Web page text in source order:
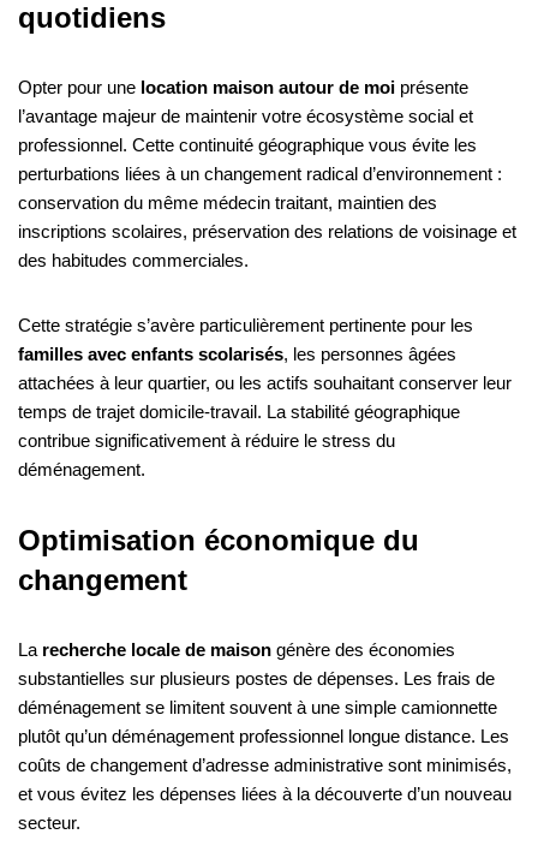
quotidiens
Opter pour une location maison autour de moi présente
l’avantage majeur de maintenir votre écosystème social et
professionnel. Cette continuité géographique vous évite les
perturbations liées à un changement radical d’environnement :
conservation du même médecin traitant, maintien des
inscriptions scolaires, préservation des relations de voisinage et
des habitudes commerciales.
Cette stratégie s’avère particulièrement pertinente pour les
familles avec enfants scolarisés, les personnes âgées
attachées à leur quartier, ou les actifs souhaitant conserver leur
temps de trajet domicile-travail. La stabilité géographique
contribue significativement à réduire le stress du
déménagement.
Optimisation économique du
changement
La recherche locale de maison génère des économies
substantielles sur plusieurs postes de dépenses. Les frais de
déménagement se limitent souvent à une simple camionnette
plutôt qu’un déménagement professionnel longue distance. Les
coûts de changement d’adresse administrative sont minimisés,
et vous évitez les dépenses liées à la découverte d’un nouveau
secteur.